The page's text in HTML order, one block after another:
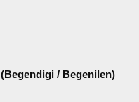
(Begendigi / Begenilen)